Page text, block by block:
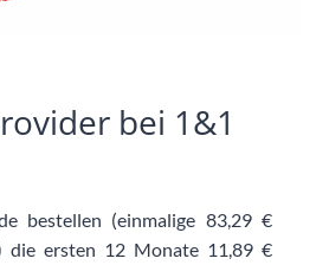
bei 1&1
bestellen (einmalige 83,29 €
die ersten 12 Monate 11,89 €